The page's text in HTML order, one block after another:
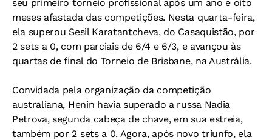
seu primeiro torneio profissional após um ano e oito
meses afastada das competições. Nesta quarta-feira,
ela superou Sesil Karatantcheva, do Casaquistão, por
2 sets a 0, com parciais de 6/4 e 6/3, e avançou às
quartas de final do Torneio de Brisbane, na Austrália.
Convidada pela organização da competição
australiana, Henin havia superado a russa Nadia
Petrova, segunda cabeça de chave, em sua estreia,
também por 2 sets a 0. Agora, após novo triunfo, ela